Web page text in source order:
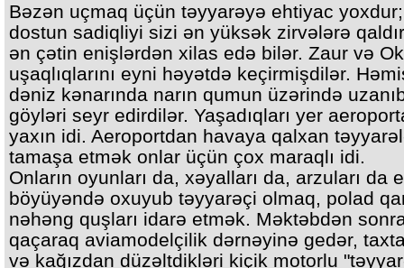
Bəzən uçmaq üçün təyyarəyə ehtiyac
dostun sadiqliyi sizi ən yüksək zirvələrə
ən çətin enişlərdən xilas edə bilər. Zaur və
uşaqlıqlarını eyni həyətdə keçirmişdilər.
dəniz kənarında narın qumun üzərində
göyləri seyr edirdilər. Yaşadıqları yer
yaxın idi. Aeroportdan havaya qalxan
tamaşa etmək onlar üçün çox maraqlı idi.
Onların oyunları da, xəyalları da, arzuları da
böyüyəndə oxuyub təyyarəçi olmaq, polad
nəhəng quşları idarə etmək. Məktəbdən
qaçaraq aviamodelçilik dərnəyinə gedər,
və kağızdan düzəltdikləri kiçik motorlu